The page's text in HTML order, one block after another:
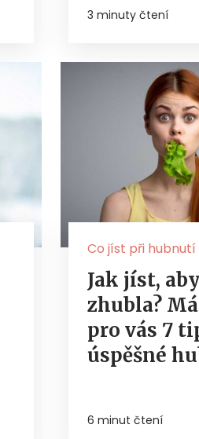
3 minuty čtení
Co jíst při hubnutí
Jak jíst,
zhubla?
pro vás 7
úspěšné
6 minut čtení